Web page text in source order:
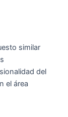
similar
del
el área